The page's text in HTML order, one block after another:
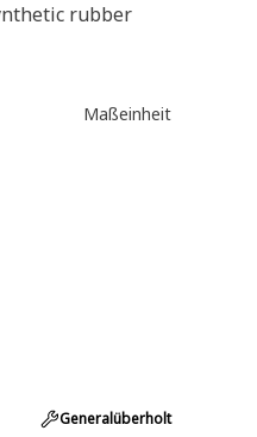
rubber
Maßeinheit
Generalüberholt